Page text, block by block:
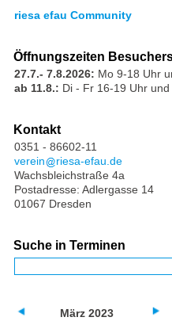
riesa efau Community
Öffnungszeiten
27.7.- 7.8.2026: Mo 9-18 Uhr
ab 11.8.: Di - Fr 16-19 Uhr
Kontakt
0351 - 86602-11
verein
riesa-efau.de
Wachsbleichstraße 4a
Postadresse: Adlergasse 14
01067 Dresden
Suche in Terminen
März 2023